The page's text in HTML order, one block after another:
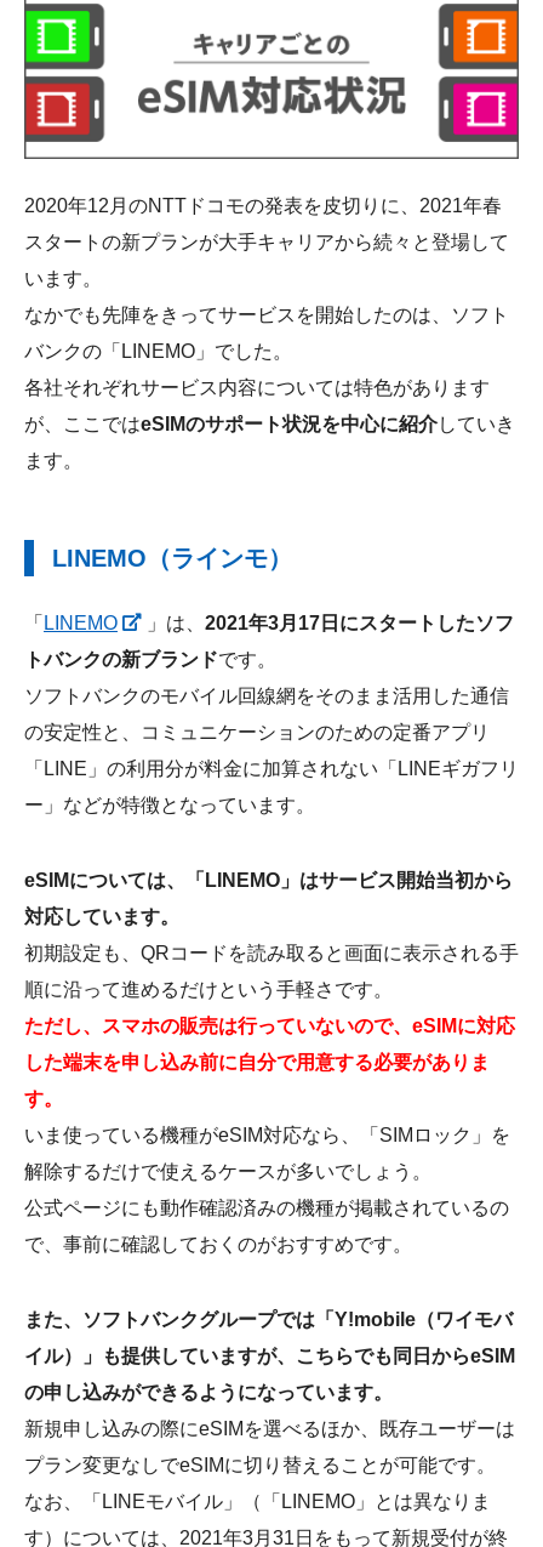
2020年12月のNTTドコモの発表を皮切りに、2021年春
スタートの新プランが大手キャリアから続々と登場して
います。
なかでも先陣をきってサービスを開始したのは、ソフト
バンクの「LINEMO」でした。
各社それぞれサービス内容については特色があります
が、ここではeSIMのサポート状況を中心に紹介していき
ます。
LINEMO（ラインモ）
「 LINEMO 」は、2021年3月17日にスタートしたソフ
トバンクの新ブランドです。
ソフトバンクのモバイル回線網をそのまま活用した通信
の安定性と、コミュニケーションのための定番アプリ
「LINE」の利用分が料金に加算されない「LINEギガフリ
ー」などが特徴となっています。
eSIMについては、「LINEMO」はサービス開始当初から
対応しています。
初期設定も、QRコードを読み取ると画面に表示される手
順に沿って進めるだけという手軽さです。
ただし、スマホの販売は行っていないので、eSIMに対応
した端末を申し込み前に自分で用意する必要がありま
す。
いま使っている機種がeSIM対応なら、「SIMロック」を
解除するだけで使えるケースが多いでしょう。
公式ページにも動作確認済みの機種が掲載されているの
で、事前に確認しておくのがおすすめです。
また、ソフトバンクグループでは「Y!mobile（ワイモバ
イル）」も提供していますが、こちらでも同日からeSIM
の申し込みができるようになっています。
新規申し込みの際にeSIMを選べるほか、既存ユーザーは
プラン変更なしでeSIMに切り替えることが可能です。
なお、「LINEモバイル」（「LINEMO」とは異なりま
す）については、2021年3月31日をもって新規受付が終